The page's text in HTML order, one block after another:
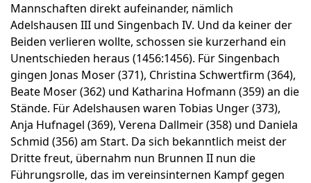
Mannschaften direkt aufeinander, nämlich
Adelshausen III und Singenbach IV. Und da keiner der
Beiden verlieren wollte, schossen sie kurzerhand ein
Unentschieden heraus (1456:1456). Für Singenbach
gingen Jonas Moser (371), Christina Schwertfirm (364),
Beate Moser (362) und Katharina Hofmann (359) an die
Stände. Für Adelshausen waren Tobias Unger (373),
Anja Hufnagel (369), Verena Dallmeir (358) und Daniela
Schmid (356) am Start. Da sich bekanntlich meist der
Dritte freut, übernahm nun Brunnen II nun die
Führungsrolle, das im vereinsinternen Kampf gegen